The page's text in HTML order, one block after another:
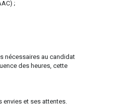
;
nécessaires au candidat
des heures, cette
envies et ses attentes.